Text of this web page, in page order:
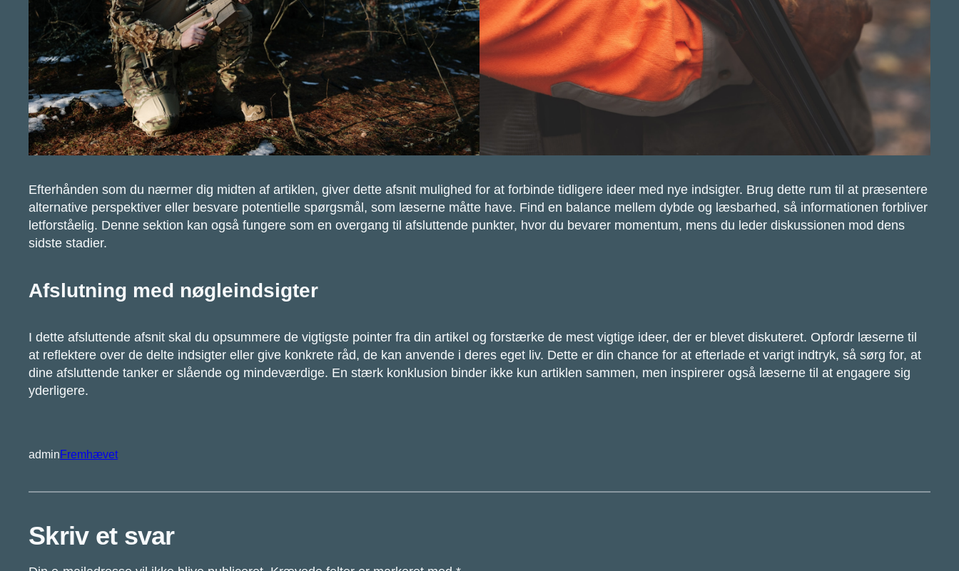
Efterhånden som du nærmer dig midten af artiklen, giver dette afsnit mulighed for at forbinde tidligere ideer med nye indsigter. Brug dette rum til at præsentere
alternative perspektiver eller besvare potentielle spørgsmål, som læserne måtte have. Find en balance mellem dybde og læsbarhed, så informationen forbliver
letforståelig. Denne sektion kan også fungere som en overgang til afsluttende punkter, hvor du bevarer momentum, mens du leder diskussionen mod dens
sidste stadier.
Afslutning med nøgleindsigter
I dette afsluttende afsnit skal du opsummere de vigtigste pointer fra din artikel og forstærke de mest vigtige ideer, der er blevet diskuteret. Opfordr læserne til
at reflektere over de delte indsigter eller give konkrete råd, de kan anvende i deres eget liv. Dette er din chance for at efterlade et varigt indtryk, så sørg for, at
dine afsluttende tanker er slående og mindeværdige. En stærk konklusion binder ikke kun artiklen sammen, men inspirerer også læserne til at engagere sig
yderligere.
adminFremhævet
Skriv et svar